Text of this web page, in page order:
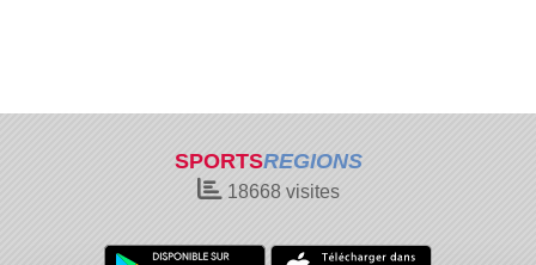
SPORTSREGIONS
18668visites